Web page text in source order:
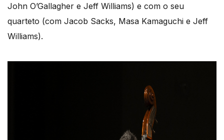
John O’Gallagher e Jeff Williams) e com o seu
quarteto (com Jacob Sacks, Masa Kamaguchi e Jeff
Williams).